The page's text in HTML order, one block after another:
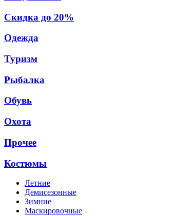
Скидка до 20%
Одежда
Туризм
Рыбалка
Обувь
Охота
Прочее
Костюмы
Летние
Демисезонные
Зимние
Маскировочные